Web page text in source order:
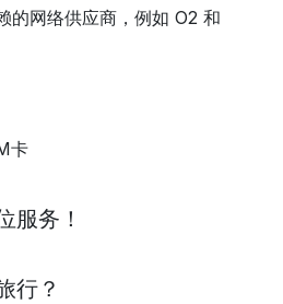
的网络供应商，例如 O2 和
卡
服务！
行？